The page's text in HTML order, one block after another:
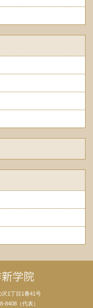
沢1丁目1番41号
8408（代表）